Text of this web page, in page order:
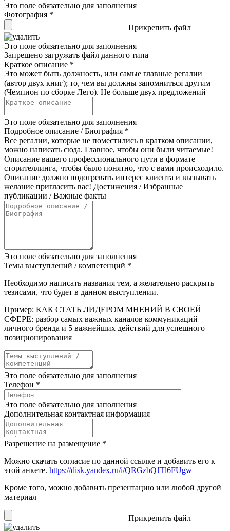
Это поле обязательно для заполнения
Фотография *
Прикрепить файл
Это поле обязательно для заполнения
Запрещено загружать файл данного типа
Краткое описание *
Это может быть должность, или самые главные регалии
(автор двух книг); то, чем вы должны запомниться другим
(Чемпион по сборке Лего). Не больше двух предложений
Это поле обязательно для заполнения
Подробное описание / Биография *
Все регалии, которые не поместились в кратком описании,
можно написать сюда. Главное, чтобы они были читаемые!
Описание вашего профессионального пути в формате
сторителлинга, чтобы было понятно, что с вами происходило.
Описание должно подогревать интерес клиента и вызывать
желание пригласить вас! Достижения / Избранные
публикации / Важные факты
Это поле обязательно для заполнения
Темы выступлений / компетенций *
Необходимо написать названия тем, а желательно раскрыть
тезисами, что будет в данном выступлении.
Пример: КАК СТАТЬ ЛИДЕРОМ МНЕНИЙ В СВОЕЙ
СФЕРЕ: разбор самых важных каналов коммуникаций
личного бренда и 5 важнейших действий для успешного
позиционирования
Это поле обязательно для заполнения
Телефон *
Это поле обязательно для заполнения
Дополнительная контактная информация
Разрешение на размещение *
Можно скачать согласие по данной ссылке и добавить его к
этой анкете. https://disk.yandex.ru/i/QRGzbQJTl6FUgw
Кроме того, можно добавить презентацию или любой другой
материал
Прикрепить файл